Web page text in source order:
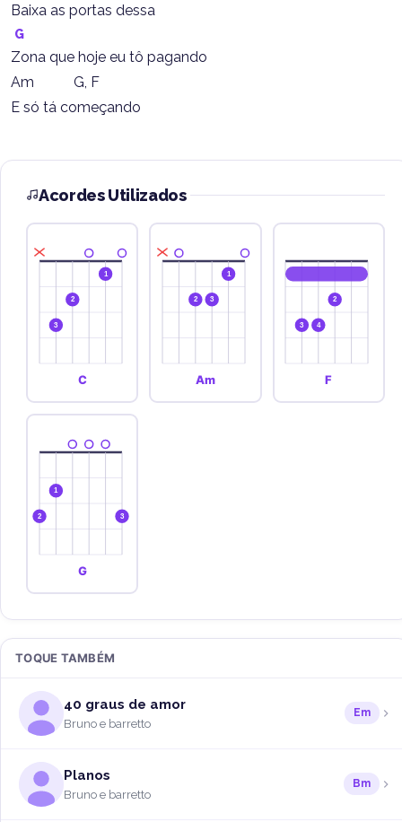
Baixa as portas dessa
G
Zona que hoje eu tô pagando
Am           G, F
E só tá começando
Acordes Utilizados
3
2
1
C
2 3
1
Am
3 4
2
F
2
1
3
G
TOQUE TAMBÉM
40 graus de amor
Bruno e barretto
Em
Planos
Bruno e barretto
Bm